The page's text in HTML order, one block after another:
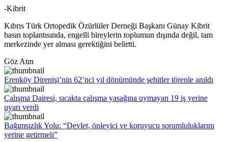
-Kibrit
Kıbrıs Türk Ortopedik Özürlüler Derneği Başkanı Günay Kibrit
basın toplantısında, engelli bireylerin toplumun dışında değil, tam
merkezinde yer alması gerektiğini belirtti.
Göz Atın
Erenköy Direnişi’nin 62’nci yıl dönümünde şehitler törenle anıldı
Çalışma Dairesi, sıcakta çalışma yasağına uymayan 19 iş yerine
uyarı verdi
Bağımsızlık Yolu: “Devlet, önleyici ve koruyucu sorumluluklarını
yerine getirmeli”